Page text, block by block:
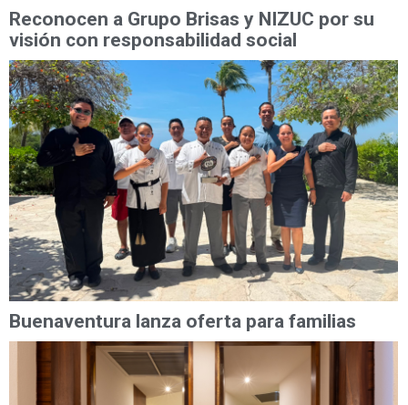
Reconocen a Grupo Brisas y NIZUC por su
visión con responsabilidad social
Buenaventura lanza oferta para familias